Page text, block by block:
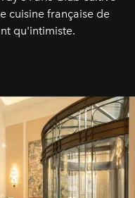
cuisine française de
qu'intimiste.